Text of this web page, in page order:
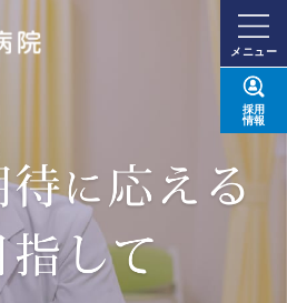
メニュー
採用
情報